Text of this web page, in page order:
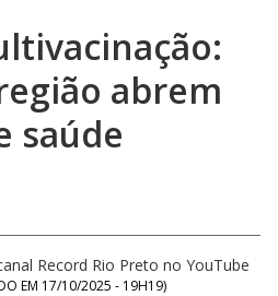
abrem
saúde
Record Rio Preto no YouTube
EM 17/10/2025 - 19H19)